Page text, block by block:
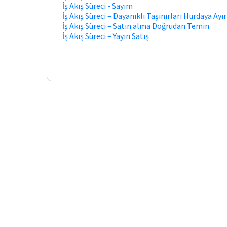
İş Akış Süreci - Sayım
İş Akış Süreci – Dayanıklı Taşınırları Hurdaya
İş Akış Süreci – Satın alma Doğrudan Temin
İş Akış Süreci – Yayın Satış